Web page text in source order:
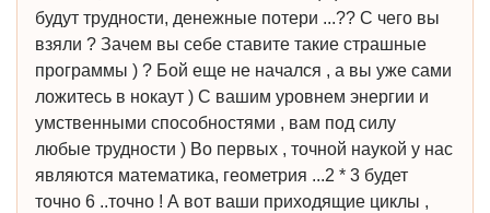
будут трудности, денежные потери ...?? С чего вы
взяли ? Зачем вы себе ставите такие страшные
программы ) ? Бой еще не начался , а вы уже сами
ложитесь в нокаут ) С вашим уровнем энергии и
умственными способностями , вам под силу
любые трудности ) Во первых , точной наукой у нас
являются математика, геометрия ...2 * 3 будет
точно 6 ..точно ! А вот ваши приходящие циклы ,